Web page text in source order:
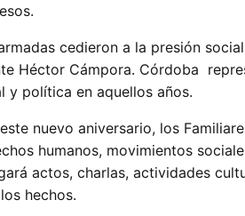
cedieron a la presión
Héctor Cámpora. Córdoba
y política en aquellos años.
nuevo aniversario, los
humanos, movimientos
actos, charlas, actividades
hechos.